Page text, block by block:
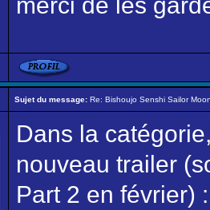
Sujet du message: Re: Bishoujo Senshi Sailor
Dans la
nouveau trailer
Part 2 en février) :